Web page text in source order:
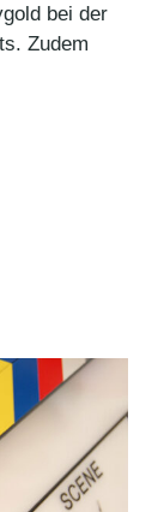
bei der
Zudem